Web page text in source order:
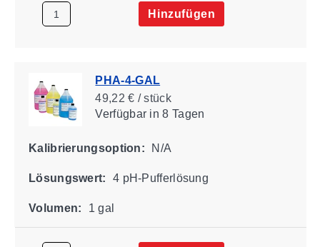
Hinzufügen
PHA-4-GAL
49,22 € / stück
Verfügbarin 8 Tagen
Kalibrierungsoption: N/A
Lösungswert: 4 pH-Pufferlösung
Volumen: 1 gal